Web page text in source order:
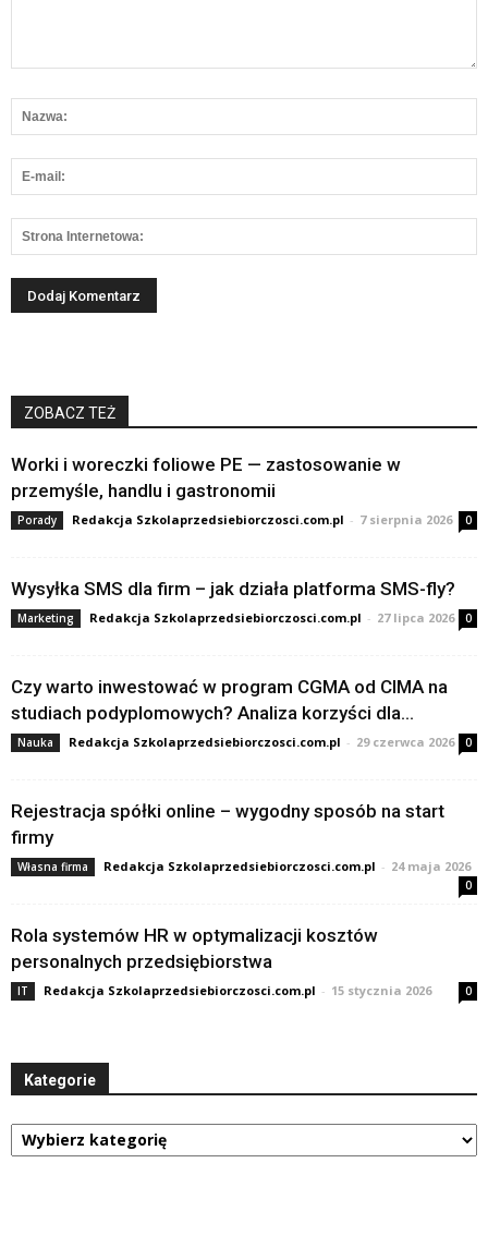
ZOBACZ TEŻ
Worki i woreczki foliowe PE — zastosowanie w
przemyśle, handlu i gastronomii
Porady Redakcja Szkolaprzedsiebiorczosci.com.pl - 7 sierpnia 2026 0
Wysyłka SMS dla firm – jak działa platforma SMS-fly?
Marketing Redakcja Szkolaprzedsiebiorczosci.com.pl - 27 lipca 2026 0
Czy warto inwestować w program CGMA od CIMA na
studiach podyplomowych? Analiza korzyści dla...
Nauka Redakcja Szkolaprzedsiebiorczosci.com.pl - 29 czerwca 2026 0
Rejestracja spółki online – wygodny sposób na start
firmy
Własna firma Redakcja Szkolaprzedsiebiorczosci.com.pl - 24 maja 2026
0
Rola systemów HR w optymalizacji kosztów
personalnych przedsiębiorstwa
IT Redakcja Szkolaprzedsiebiorczosci.com.pl - 15 stycznia 2026 0
Kategorie
Kategorie